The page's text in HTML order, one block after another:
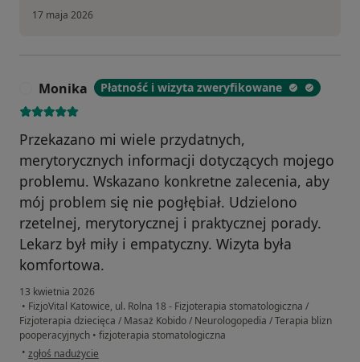
17 maja 2026
Monika Płatność i wizyta zweryfikowane
Przekazano mi wiele przydatnych,
merytorycznych informacji dotyczących mojego
problemu. Wskazano konkretne zalecenia, aby
mój problem się nie pogłębiał. Udzielono
rzetelnej, merytorycznej i praktycznej porady.
Lekarz był miły i empatyczny. Wizyta była
komfortowa.
13 kwietnia 2026
• FizjoVital Katowice, ul. Rolna 18 - Fizjoterapia stomatologiczna /
Fizjoterapia dziecięca / Masaż Kobido / Neurologopedia / Terapia blizn
pooperacyjnych • fizjoterapia stomatologiczna
• w opinii użytkownika Monika
zgłoś nadużycie